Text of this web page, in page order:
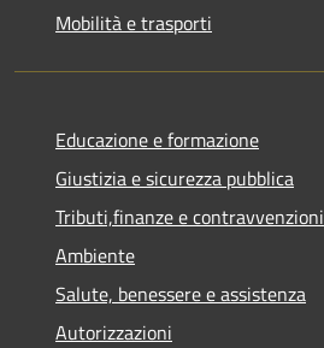
Mobilità e trasporti
Educazione e formazione
Giustizia e sicurezza pubblica
Tributi,finanze e contravvenzioni
Ambiente
Salute, benessere e assistenza
Autorizzazioni